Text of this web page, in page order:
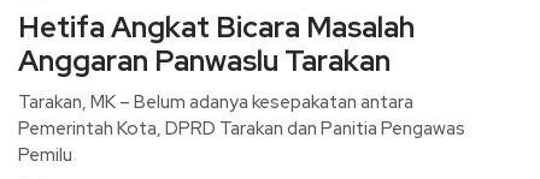
Hetifa Angkat Bicara Masalah
Anggaran Panwaslu Tarakan
Tarakan, MK – Belum adanya kesepakatan antara
Pemerintah Kota, DPRD Tarakan dan Panitia Pengawas
Pemilu